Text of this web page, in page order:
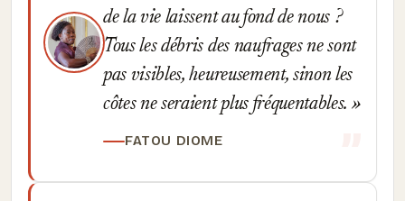
de la vie laissent au fond de nous ?
Tous les débris des naufrages ne sont
pas visibles, heureusement, sinon les
côtes ne seraient plus fréquentables.
FATOU DIOME